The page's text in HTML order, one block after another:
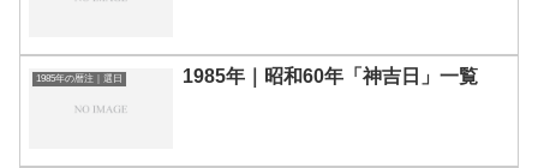
1985年の暦注｜選日 1985年｜昭和60年「神吉日」一覧